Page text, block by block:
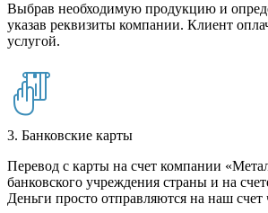
Выбрав необходимую продукцию и
указав реквизиты компании. Клиент
услугой.
3. Банковские карты
Перевод с карты на счет компании
банковского учреждения страны и на
Деньги просто отправляются на наш